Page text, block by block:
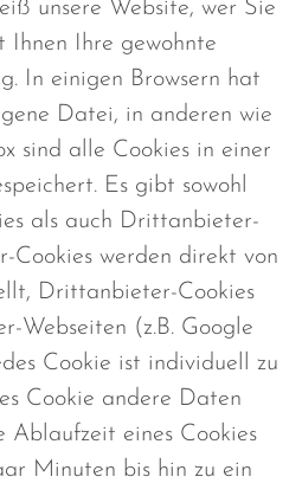
unsere Website, wer Sie
Ihnen Ihre gewohnte
In einigen Browsern hat
Datei, in anderen wie
sind alle Cookies in einer
Es gibt sowohl
als auch Drittanbieter-
Cookies werden direkt von
Drittanbieter-Cookies
Webseiten (z.B. Google
Cookie ist individuell zu
Cookie andere Daten
Ablaufzeit eines Cookies
Minuten bis hin zu ein